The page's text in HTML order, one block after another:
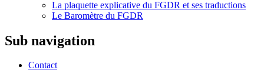
La plaquette explicative du FGDR et ses traductions
Le Baromètre du FGDR
Sub navigation
Contact